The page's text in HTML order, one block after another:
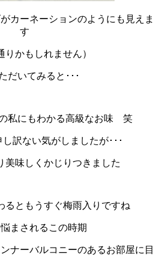
カーネーションのようにも見えま
す
りかもしれません）
だいてみると･･･
私にもわかる高級なお味 笑
訳ない気がしましたが･･･
美味しくかじりつきました
るともうすぐ梅雨入りですね
まされるこの時期
ナーバルコニーのあるお部屋に目